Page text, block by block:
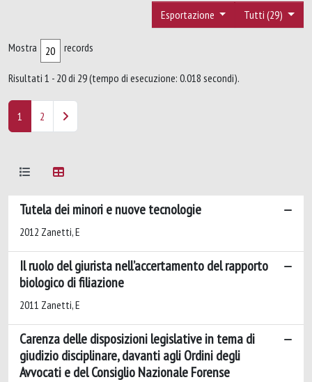
Tutti (29)
Esportazione
Mostra records
Risultati 1 - 20 di 29 (tempo di esecuzione: 0.018 secondi).
1 2
Tutela dei minori e nuove tecnologie
2012 Zanetti, E
Il ruolo del giurista nell’accertamento del rapporto
biologico di filiazione
2011 Zanetti, E
Carenza delle disposizioni legislative in tema di
giudizio disciplinare, davanti agli Ordini degli
Avvocati e del Consiglio Nazionale Forense